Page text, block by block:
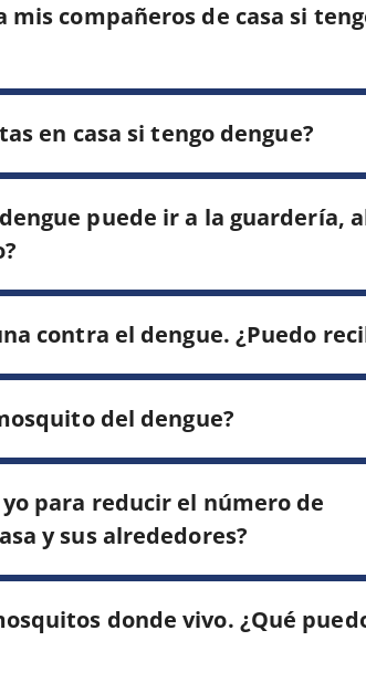
mis compañeros de casa si
en casa si tengo dengue?
puede ir a la guardería,
contra el dengue. ¿Puedo
del dengue?
para reducir el número de
y sus alrededores?
donde vivo. ¿Qué